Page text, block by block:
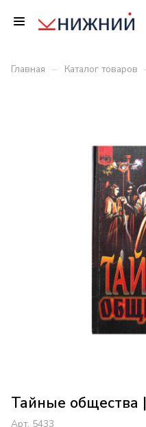
Главная – Каталог товаров
Тайные
Арт. 5433